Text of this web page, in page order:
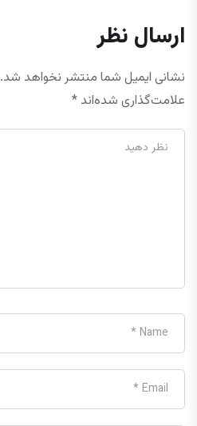
ارسال نظر
نشانی ایمیل شما منتشر نخواهد شد.
علامت‌گذاری شده‌اند *